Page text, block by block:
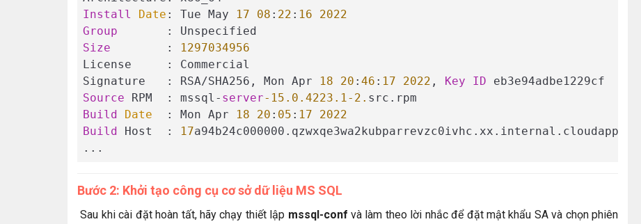
Install
Date : Tue May 17 08 : 22 : 16
2022
Group
Size
        :
1297034956
License     : Commercial
Signature   : RSA/SHA256, Mon Apr
18 20 : 46 : 17 2022 , Key ID
Source RPM  : mssql- server-15.0 .4223 .1-2.
Build
Date
  : Mon Apr
18 20 : 05 : 17
2022
Build Host  : 17a94b24c000000.qzwxqe3wa2kubparrevzc0ivhc.xx.internal.cloudapp.net
Bước 2: Khởi tạo công cụ cơ sở dữ liệu MS SQL
Sau khi cài đặt hoàn tất, hãy chạy thiết lập mssql-conf và làm theo lời nhắc để đặt mật khẩu SA và chọn phiên